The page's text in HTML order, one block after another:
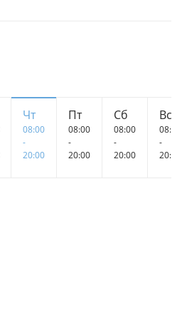
Чт
08:00
-
20:00
Пт
08:00
-
20:00
Сб
08:00
-
20:00
Вс
08:00
-
20:00